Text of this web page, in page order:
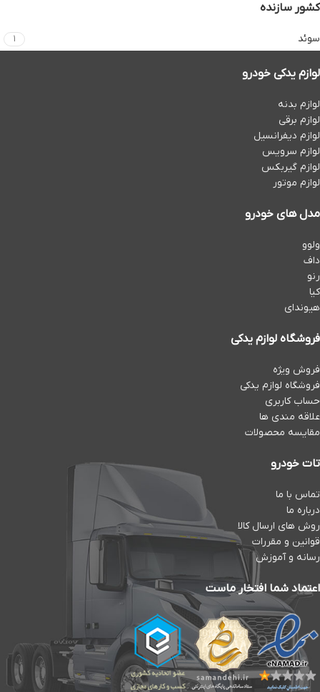
کشور سازنده
سوئد 1
لوازم یدکی خودرو
لوازم بدنه
لوازم برقی
لوازم دیفرانسیل
لوازم سرویس
لوازم گیربکس
لوازم موتور
مدل های خودرو
ولوو
داف
رنو
کیا
هیوندای
فروشگاه لوازم یدکی
فروش ویژه
فروشگاه لوازم یدکی
حساب کاربری
علاقه مندی ها
مقایسه محصولات
تات خودرو
تماس با ما
درباره ما
روش های ارسال کالا
قوانین و مقررات
رسانه و آموزش
اعتماد شما افتخار ماست